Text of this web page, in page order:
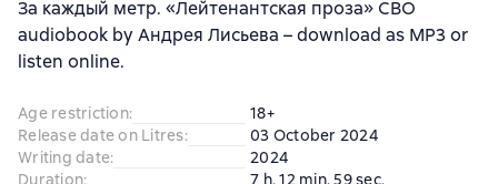
За каждый метр. «Лейтенантская проза» СВО
audiobook by Андрея Лисьева – download as MP3 or
listen online.
Age restriction:
18+
Release date on Litres:
03 October 2024
Writing date:
2024
Duration:
7 h. 12 min. 59 sec.